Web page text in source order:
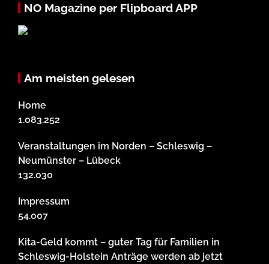
NO Magazine per Flipboard APP
Am meisten gelesen
Home
1.083.252
Veranstaltungen im Norden – Schleswig –
Neumünster – Lübeck
132.030
Impressum
54.007
Kita-Geld kommt – guter Tag für Familien in
Schleswig-Holstein Anträge werden ab jetzt